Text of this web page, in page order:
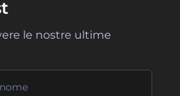
le nostre ultime